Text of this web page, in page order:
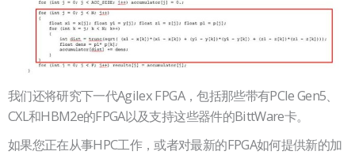
我们还将研究下一代Agilex FPGA，包括那些带有PCIe Gen5、
CXL和HBM2e的FPGA以及支持这些器件的BittWare卡。
如果您正在从事HPC工作，或者对最新的FPGA如何提供新的加